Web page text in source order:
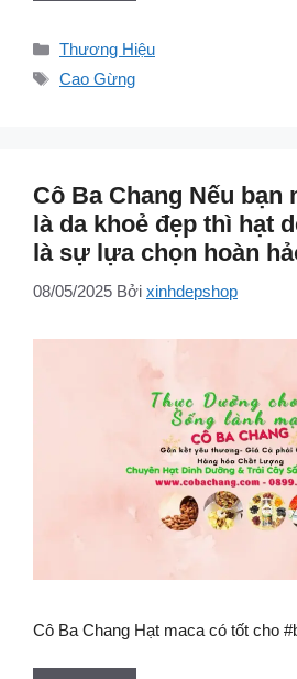
Danh
mục
Thương Hiệu
Thẻ
Cao Gừng
Cô Ba Chang Nếu bạn
là da khoẻ đẹp thì hạt
là sự lựa chọn hoàn
08/05/2025 Bởi xinhdepshop
Cô Ba Chang Hạt maca có tốt cho